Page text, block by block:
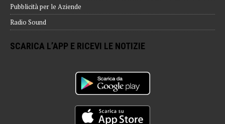
Pubblicità per le Aziende
Radio Sound
SCARICA L’APP E RICEVI LE NOTIZIE